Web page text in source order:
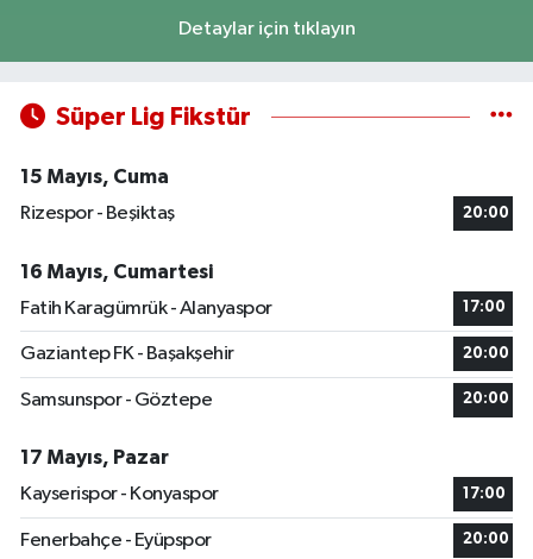
Detaylar için tıklayın
Süper Lig Fikstür
15 Mayıs, Cuma
Rizespor - Beşiktaş
20:00
16 Mayıs, Cumartesi
Fatih Karagümrük - Alanyaspor
17:00
Gaziantep FK - Başakşehir 20:00
Samsunspor - Göztepe 20:00
17 Mayıs, Pazar
Kayserispor - Konyaspor
17:00
Fenerbahçe - Eyüpspor 20:00